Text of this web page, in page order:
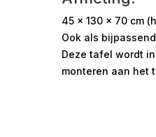
45 x 130 x 70 cm
Ook als
Deze tafel wordt
monteren aan het